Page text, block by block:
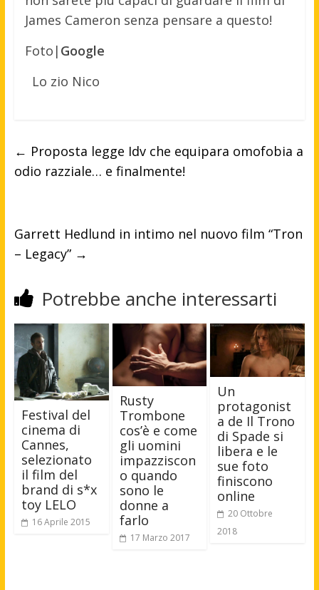
James Cameron senza pensare a questo!
Foto| Google
Lo zio Nico
← Proposta legge Idv che equipara omofobia a
odio razziale… e finalmente!
Garrett Hedlund in intimo nel nuovo film “Tron
– Legacy” →
Potrebbe anche interessarti
Festival del
cinema di
Cannes,
selezionato
il film del
brand di s*x
toy LELO
16 Aprile 2015
Rusty
Trombone
cos’è e come
gli uomini
impazziscon
o quando
sono le
donne a
farlo
17 Marzo 2017
Un
protagonist
a de Il Trono
di Spade si
libera e le
sue foto
finiscono
online
20 Ottobre
2018